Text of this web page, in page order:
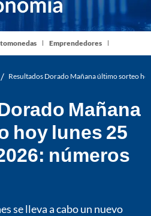
Emprendedores
/ Resultados Dorado Mañana último sorteo
Mañana
hoy lunes 25
números
se lleva a cabo un nuevo